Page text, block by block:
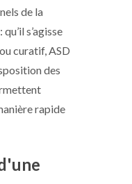
de la
s’agisse
curatif, ASD
des
rapide